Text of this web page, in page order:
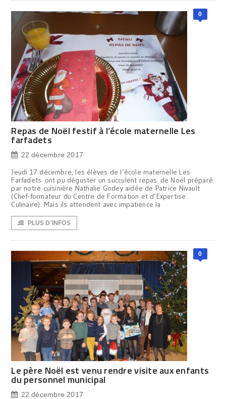
0
Repas de Noël festif à l’école maternelle Les
farfadets
22 décembre 2017
Jeudi 17 décembre, les élèves de l’école maternelle Les
Farfadets ont pu déguster un succulent repas de Noël préparé
par notre cuisinière Nathalie Godey aidée de Patrice Nivault
(Chef-formateur du Centre de Formation et d’Expertise
Culinaire). Mais ils attendent avec impatience la
PLUS D'INFOS
0
Le père Noël est venu rendre visite aux enfants
du personnel municipal
22 décembre 2017